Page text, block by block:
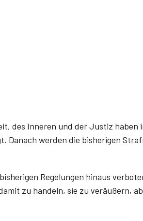
des Inneren und der Justiz haben
Danach werden die bisherigen
Regelungen hinaus
zu handeln, sie zu veräußern,